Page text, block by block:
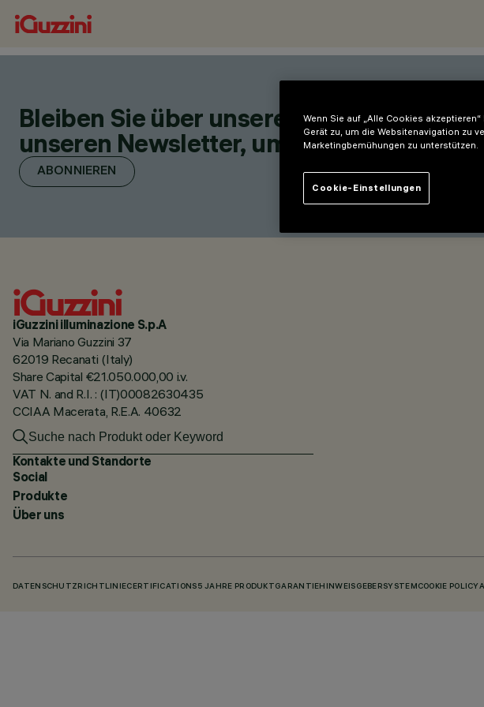
Bleiben Sie über unsere neuesten
unseren Newsletter, um über neue
ABONNIEREN
iGuzzini illuminazione S.p.A
Via Mariano Guzzini 37
62019 Recanati (Italy)
Share Capital €21.050.000,00 i.v.
VAT N. and R.I. : (IT)00082630435
CCIAA Macerata, R.E.A. 40632
Kontakte und Standorte
Social
Produkte
Über uns
DATENSCHUTZRICHTLINIECERTIFICATIONS 5 JAHRE PRODUKTGARANTIE HINWEISGEBERSYSTEM COOKIE POLICY
Wenn Sie auf „Alle Cookies
Gerät zu, um die Websitenavigation zu
Marketingbemühungen zu unterstützen.
Cookie-Einstellungen